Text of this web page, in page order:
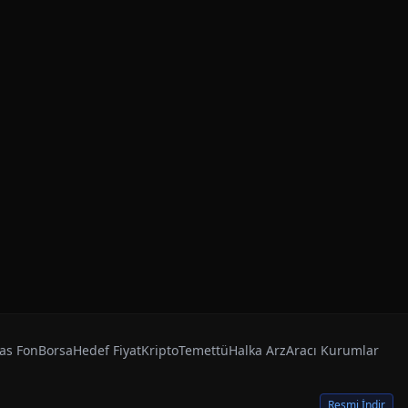
FonBorsaHedef FiyatKriptoTemettüHalka ArzAracı Kurumlar
Resmi İndir